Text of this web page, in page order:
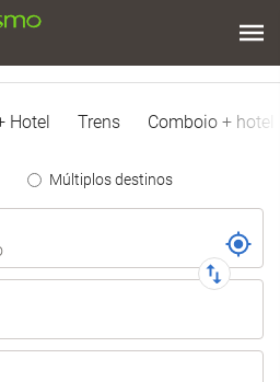
Hotel Trens Comboio + hotel
Múltiplos destinos